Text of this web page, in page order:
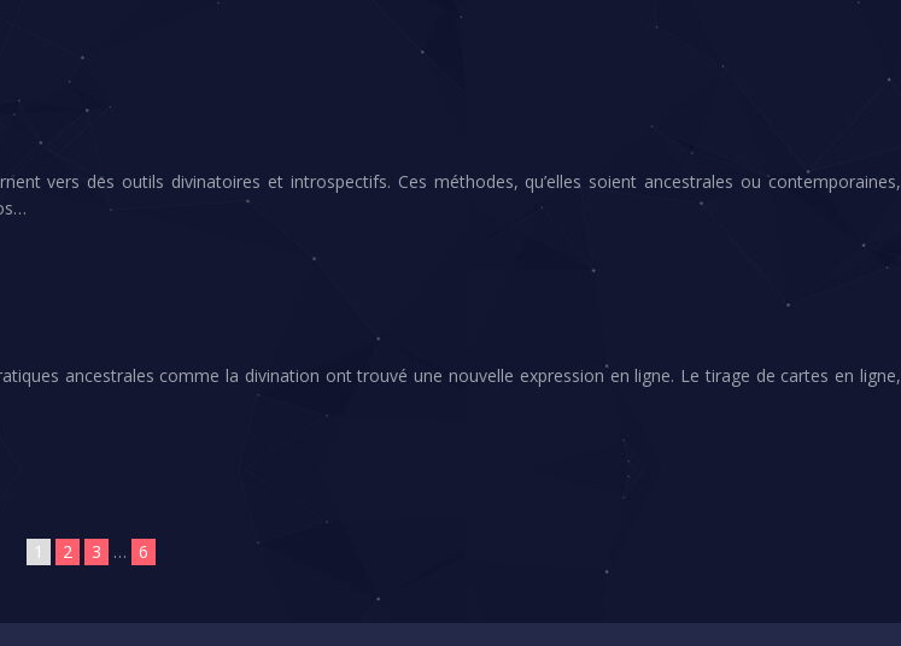
vers des outils divinatoires et introspectifs. Ces méthodes, qu’elles soient ancestrales ou contemporaines,
ancestrales comme la divination ont trouvé une nouvelle expression en ligne. Le tirage de cartes en ligne,
1 2 3 … 6